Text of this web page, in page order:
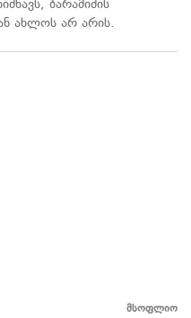
ბარამიძის
ახლოს არ არის.
მსოფლიო